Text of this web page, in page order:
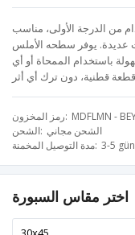
من الدرجة الأولى، مناسب
عديدة. يوفر سطحه الأملس
باستخدام الممحاة أو أي
رمز المخزون MDFLMN -
الشحن الشحن مجاني
مدة التوصيل المخمنة 3-5 gün
اختر مقاس السبورة